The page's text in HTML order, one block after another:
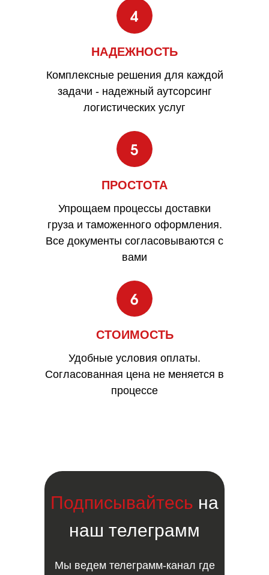
СТОИМОСТЬ
Удобные условия оплаты.
Согласованная цена не меняется в
процессе
НАДЕЖНОСТЬ
Комплексные решения для каждой
задачи - надежный аутсорсинг
логистических услуг
ПРОСТОТА
Упрощаем процессы доставки
груза и таможенного оформления.
Все документы согласовываются с
вами
Подписывайтесь на
наш телеграмм
Мы ведем телеграмм-канал где